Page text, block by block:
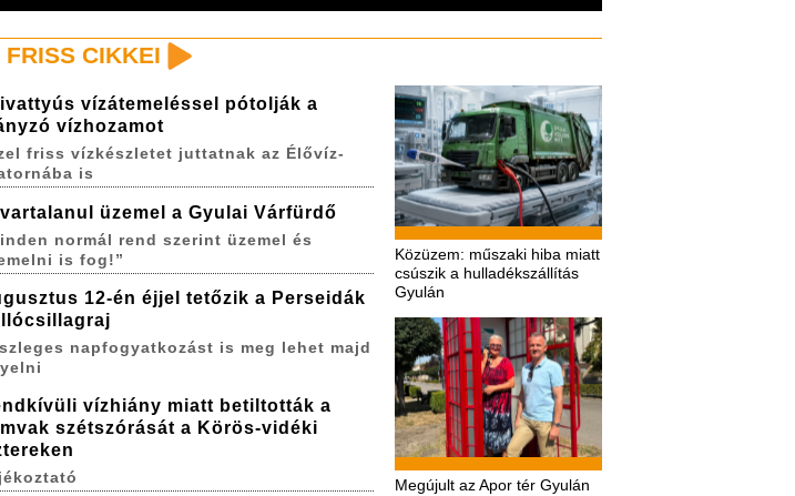
FRISS CIKKEI
Közüzem: műszaki hiba miatt
csúszik a hulladékszállítás
Gyulán
Megújult az Apor tér Gyulán
vízátemeléssel pótolják a
vízhozamot
friss vízkészletet juttatnak az Élővíz-
is
üzemel a Gyulai Várfürdő
normál rend szerint üzemel és
is fog!”
12-én éjjel tetőzik a Perseidák
napfogyatkozást is meg lehet majd
vízhiány miatt betiltották a
szétszórását a Körös-vidéki